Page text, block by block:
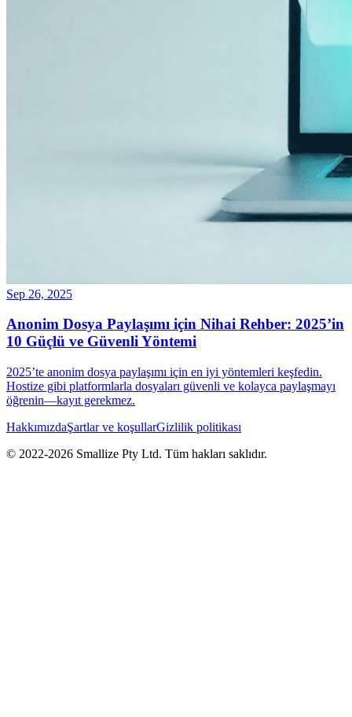
Sep 26, 2025
Anonim Dosya Paylaşımı için Nihai Rehber: 2025’in
10 Güçlü ve Güvenli Yöntemi
2025’te anonim dosya paylaşımı için en iyi yöntemleri keşfedin.
Hostize gibi platformlarla dosyaları güvenli ve kolayca paylaşmayı
öğrenin—kayıt gerekmez.
HakkımızdaŞartlar ve koşullarGizlilik politikası
© 2022-2026 Smallize Pty Ltd. Tüm hakları saklıdır.